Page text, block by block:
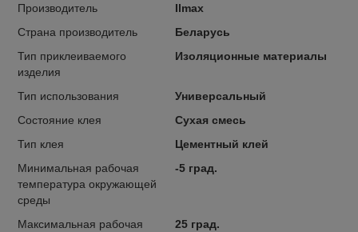
Производитель
Ilmax
Страна производитель
Беларусь
Тип приклеиваемого
изделия
Изоляционные материалы
Тип использования
Универсальный
Состояние клея
Сухая смесь
Тип клея
Цементный клей
Минимальная рабочая
температура окружающей
среды
-5 град.
Максимальная рабочая
25 град.